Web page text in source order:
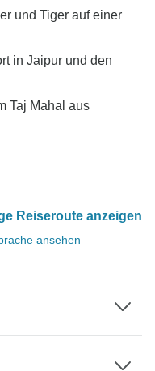
und Tiger auf einer
in Jaipur und den
Taj Mahal aus
Reiseroute anzeigen
ansehen